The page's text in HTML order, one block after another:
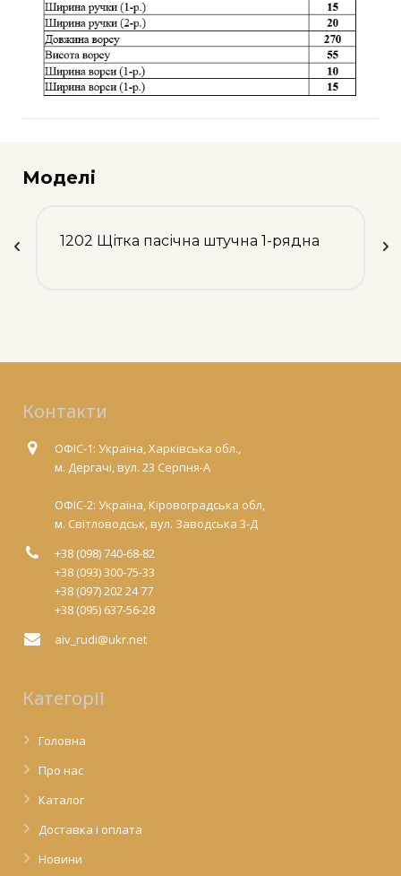
Моделі
1202 Щітка пасічна штучна 1-рядна
Контакти
ОФІС-1: Україна, Харківська обл.,
м. Дергачі, вул. 23 Серпня-А
ОФІС-2: Україна, Кіровоградська обл,
м. Світловодськ, вул. Заводська 3-Д
+38 (098) 740-68-82
+38 (093) 300-75-33
+38 (097) 202 24 77
+38 (095) 637-56-28
aiv_rudi@ukr.net
Категорії
Головна
Про нас
Каталог
Доставка і оплата
Новини